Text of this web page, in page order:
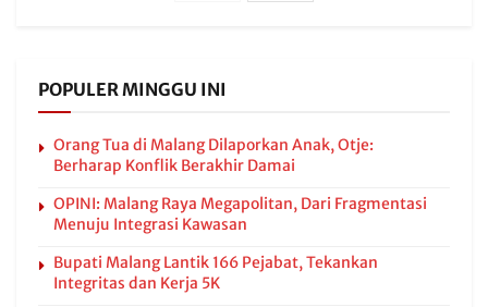
POPULER MINGGU INI
Orang Tua di Malang Dilaporkan Anak, Otje:
Berharap Konflik Berakhir Damai
OPINI: Malang Raya Megapolitan, Dari Fragmentasi
Menuju Integrasi Kawasan
Bupati Malang Lantik 166 Pejabat, Tekankan
Integritas dan Kerja 5K